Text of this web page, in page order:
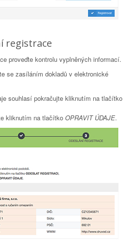
registrace
proveďte kontrolu vyplněných informací.
se zasíláním dokladů v elektronické
souhlasí pokračujte kliknutím na tlačítko
kliknutím na tlačítko OPRAVIT ÚDAJE.